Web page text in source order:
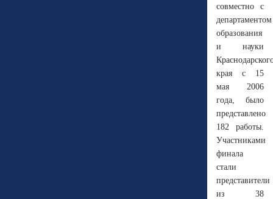
совместно с
департаментом
образования
и науки
края с 15
мая 2006
года, было
представлено
182 работы.
Участниками
финала
стали
представители
из 38